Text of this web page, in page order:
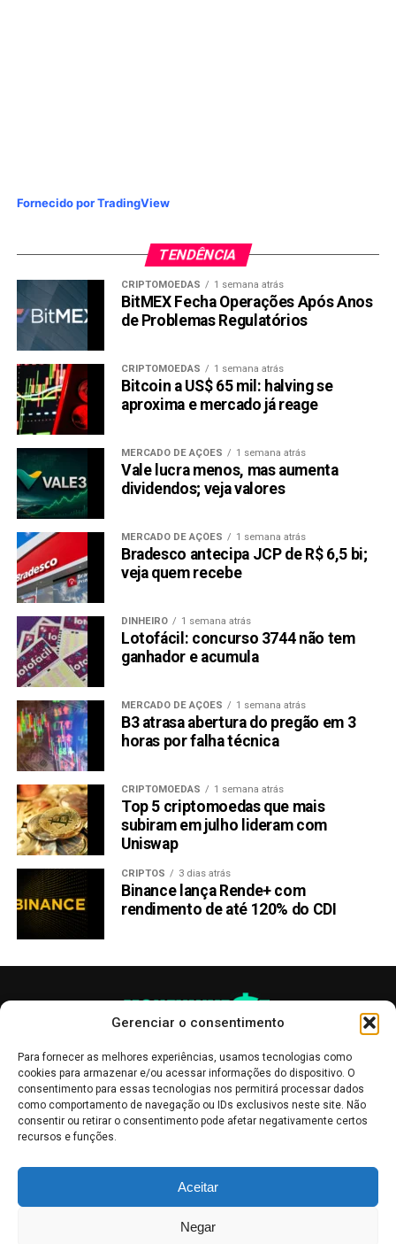
Gerenciar o consentimento
Para fornecer as melhores experiências, usamos tecnologias como
cookies para armazenar e/ou acessar informações do dispositivo. O
consentimento para essas tecnologias nos permitirá processar dados
como comportamento de navegação ou IDs exclusivos neste site. Não
consentir ou retirar o consentimento pode afetar negativamente certos
recursos e funções.
Aceitar
Negar
Fornecido por TradingView
TENDÊNCIA
CRIPTOMOEDAS 1 semana atrás
BitMEX Fecha Operações Após Anos
de Problemas Regulatórios
CRIPTOMOEDAS 1 semana atrás
Bitcoin a US$ 65 mil: halving se
aproxima e mercado já reage
MERCADO DE AÇÕES 1 semana atrás
Vale lucra menos, mas aumenta
dividendos; veja valores
MERCADO DE AÇÕES 1 semana atrás
Bradesco antecipa JCP de R$ 6,5 bi;
veja quem recebe
DINHEIRO 1 semana atrás
Lotofácil: concurso 3744 não tem
ganhador e acumula
MERCADO DE AÇÕES 1 semana atrás
B3 atrasa abertura do pregão em 3
horas por falha técnica
CRIPTOMOEDAS 1 semana atrás
Top 5 criptomoedas que mais
subiram em julho lideram com
Uniswap
CRIPTOS 3 dias atrás
Binance lança Rende+ com
rendimento de até 120% do CDI
informativo, servindo como boletins de divulgação, e não devem ser
interpretadas como recomendações de investimento.Leia mais
Bolsa de Valores